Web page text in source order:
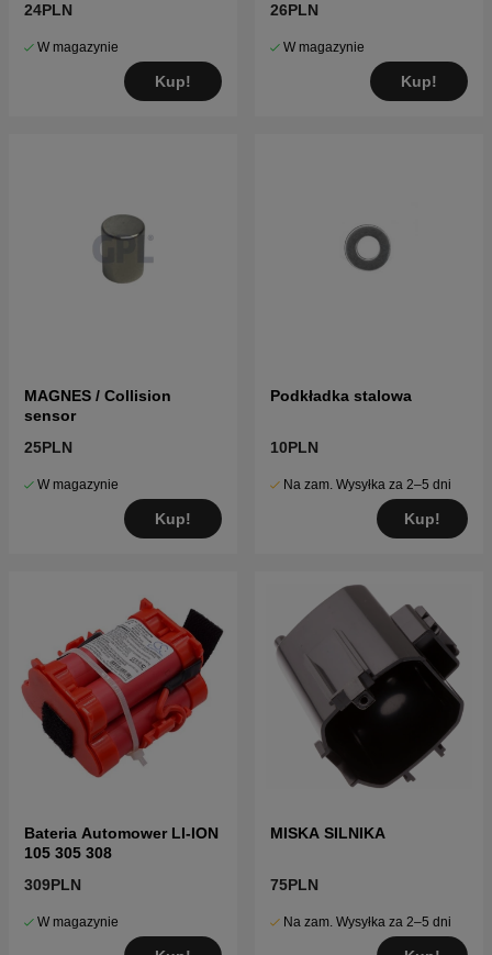
24PLN
W magazynie
Kup!
26PLN
W magazynie
Kup!
MAGNES / Collision
sensor
25PLN
W magazynie
Kup!
Podkładka stalowa
10PLN
Na zam. Wysyłka za 2–5 dni
Kup!
Bateria Automower LI-ION
105 305 308
309PLN
W magazynie
MISKA SILNIKA
75PLN
Na zam. Wysyłka za 2–5 dni